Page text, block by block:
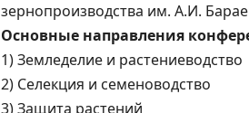
зернопроизводства им. А.И.
Основные направления
1) Земледелие и растениеводство
2) Селекция и семеноводство
3) Защита растений